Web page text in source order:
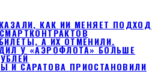
КАК ИИ МЕНЯЕТ ПОДХОД
А ИХ ОТМЕНИЛИ.
У «АЭРОФЛОТА» БОЛЬШЕ
И САРАТОВА ПРИОСТАНОВИЛИ